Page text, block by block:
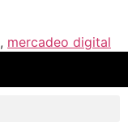
, mercadeo digital